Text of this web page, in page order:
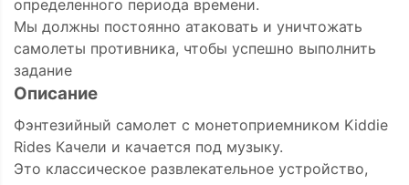
определенного периода времени.
Мы должны постоянно атаковать и уничтожать
самолеты противника, чтобы успешно выполнить
задание
Описание
Фэнтезийный самолет с монетоприемником Kiddie
Rides Качели и качается под музыку.
Это классическое развлекательное устройство,